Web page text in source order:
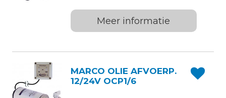
Meer informatie
MARCO OLIE AFVOERP.
12/24V OCP1/6